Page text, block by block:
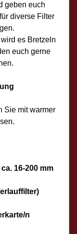
geben euch
diverse Filter
es Bretzeln
euch gerne
Sie mit warmer
16-200 mm
n